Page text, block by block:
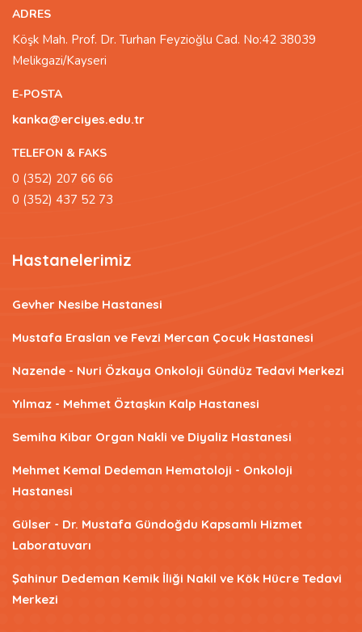
ADRES
Köşk Mah. Prof. Dr. Turhan Feyzioğlu Cad. No:42 38039
Melikgazi/Kayseri
E-POSTA
kanka@erciyes.edu.tr
TELEFON & FAKS
0 (352) 207 66 66
0 (352) 437 52 73
Hastanelerimiz
Gevher Nesibe Hastanesi
Mustafa Eraslan ve Fevzi Mercan Çocuk Hastanesi
Nazende - Nuri Özkaya Onkoloji Gündüz Tedavi Merkezi
Yılmaz - Mehmet Öztaşkın Kalp Hastanesi
Semiha Kibar Organ Nakli ve Diyaliz Hastanesi
Mehmet Kemal Dedeman Hematoloji - Onkoloji
Hastanesi
Gülser - Dr. Mustafa Gündoğdu Kapsamlı Hizmet
Laboratuvarı
Şahinur Dedeman Kemik İliği Nakil ve Kök Hücre Tedavi
Merkezi